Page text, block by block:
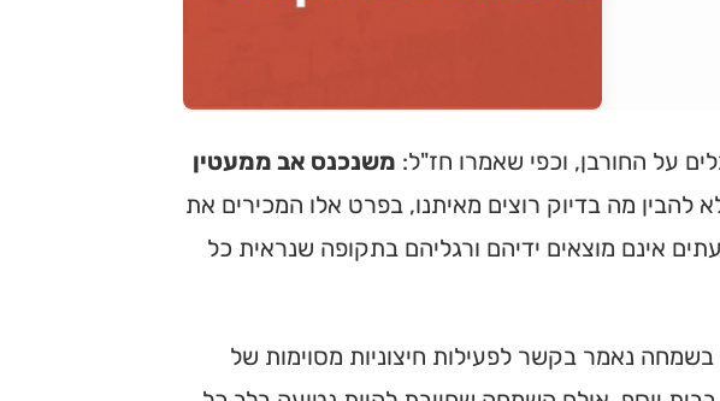
על החורבן, וכפי שאמרו חז"ל: משנכנס אב ממעטין
מה בדיוק רוצים מאיתנו, בפרט אלו המכירים את
אינם מוצאים ידיהם ורגליהם בתקופה שנראית כל
נאמר בקשר לפעילות חיצוניות מסוימות של